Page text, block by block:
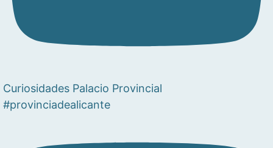
Curiosidades Palacio Provincial
#provinciadealicante